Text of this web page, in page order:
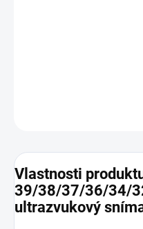
Vlastnosti
39/38/37/36/34/
ultrazvukový